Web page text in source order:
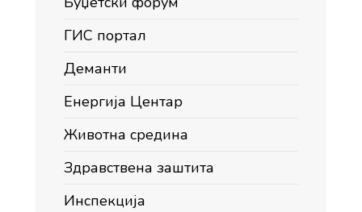
ГИС портал
Деманти
Енергија Центар
Животна средина
Здравствена заштита
Инспекција